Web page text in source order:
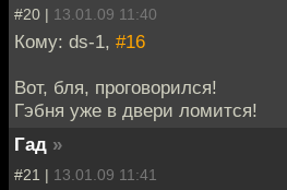
#20 | 13.01.09 11:40
Кому: ds-1, #16
Вот, бля, проговорился!
Гэбня уже в двери ломится!
Гад »
#21 | 13.01.09 11:41